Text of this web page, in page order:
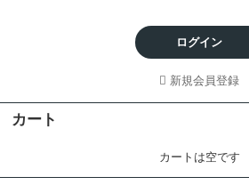
ログイン
新規会員登録
カート
カートは空です